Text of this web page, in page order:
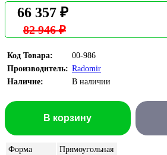
82 946 ₽
66 357 ₽
Код Товара:
00-986
Производитель: Radomir
Наличие:
В наличии
В корзину
Форма
Прямоугольная